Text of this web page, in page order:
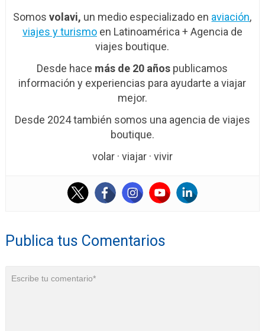
Somosvolavi, un medio especializado en aviación,
viajes y turismoen Latinoamérica + Agencia de
viajes boutique.
Desde hace más de 20 años publicamos
información y experiencias para ayudarte a viajar
mejor.
Desde 2024 también somos una agencia de viajes
boutique.
volar · viajar · vivir
Publica tus Comentarios